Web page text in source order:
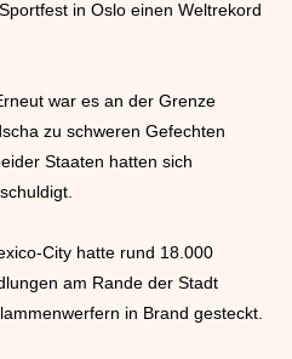
in Oslo einen Weltrekord
war es an der Grenze
zu schweren Gefechten
Staaten hatten sich
City hatte rund 18.000
am Rande der Stadt
in Brand gesteckt.